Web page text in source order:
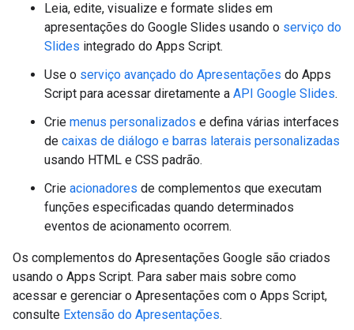
Leia, edite, visualize e formate slides em
apresentações do Google Slides usando o serviço do
Slides integrado do Apps Script.
Use o serviço avançado do Apresentações do Apps
Script para acessar diretamente a API Google Slides.
Crie menus personalizados e defina várias interfaces
de caixas de diálogo e barras laterais personalizadas
usando HTML e CSS padrão.
Crie acionadores de complementos que executam
funções especificadas quando determinados
eventos de acionamento ocorrem.
Os complementos do Apresentações Google são criados
usando o Apps Script. Para saber mais sobre como
acessar e gerenciar o Apresentações com o Apps Script,
consulte Extensão do Apresentações.